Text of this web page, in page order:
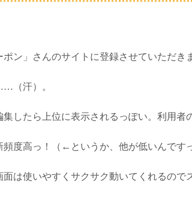
ン」さんのサイトに登録させていただき
（汗）。
したら上位に表示されるっぽい。利用者
頻度高っ！（←というか、他が低いんです
は使いやすくサクサク動いてくれるので